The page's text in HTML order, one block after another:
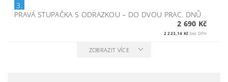
3.
PRAVÁ STUPAČKA S ODRAZKOU– DO DVOU PRAC. DNŮ
2 690 Kč
2 223,14 Kč bez DPH
ZOBRAZIT VÍCE